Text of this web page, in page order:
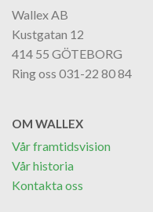
Wallex AB
Kustgatan 12
414 55 GÖTEBORG
Ring oss 031-22 80 84
OM WALLEX
Vår framtidsvision
Vår historia
Kontakta oss